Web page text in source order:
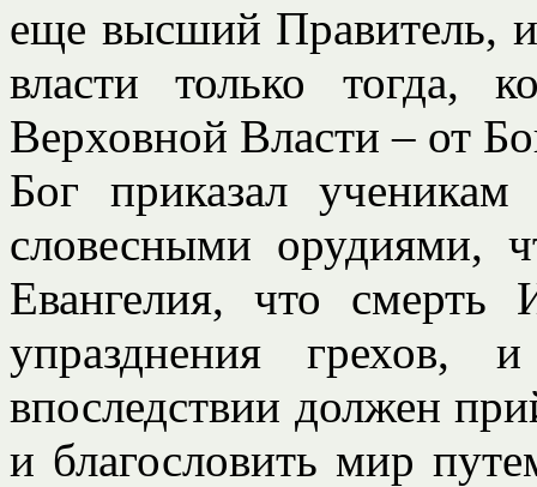
еще высший Правитель,
власти только тогда,
Верховной Власти – от
Бог приказал
словесными орудиями,
Евангелия, что смерть
упразднения грехов,
впоследствии должен
и благословить мир